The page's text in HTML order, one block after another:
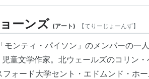
ーンズ (アート) 【てりーじょーんず】
モンティ・パイソン 」のメンバーの一
童文学作家。北ウェールズのコリン・
フォード大学セント・エドムンド・ホ